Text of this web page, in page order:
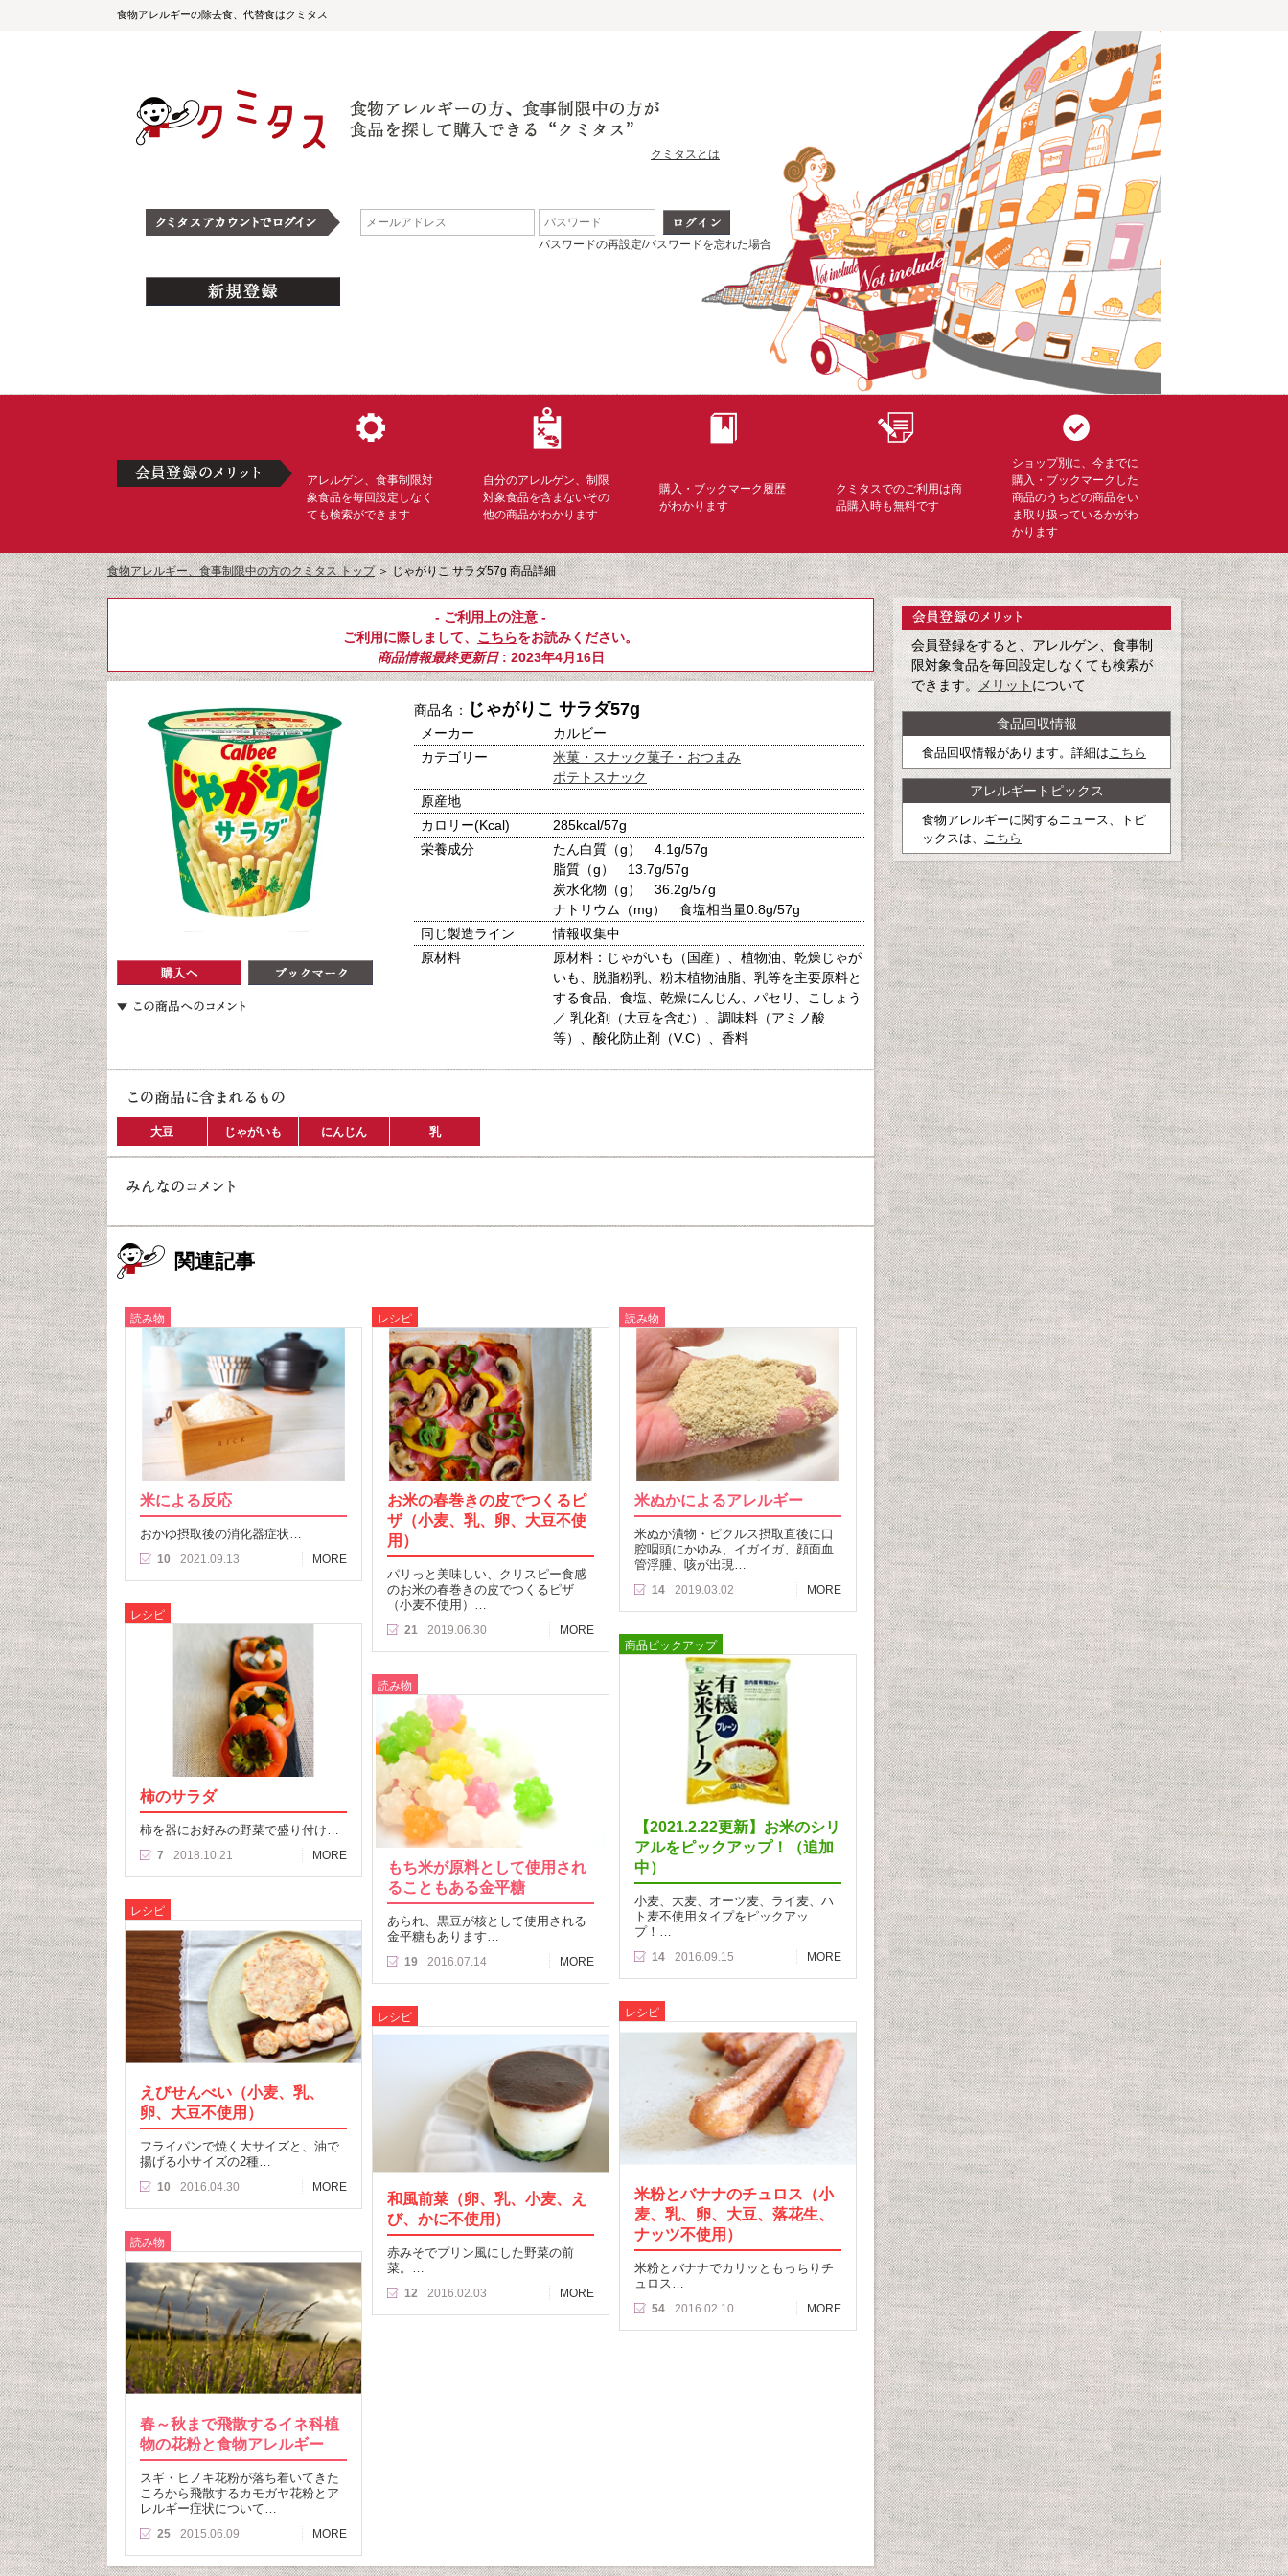
食物アレルギーの除去食、代替食はクミタス
クミタスとは
パスワードの再設定/パスワードを忘れた場合
アレルゲン、食事制限対
象食品を毎回設定しなく
ても検索ができます
自分のアレルゲン、制限
対象食品を含まないその
他の商品がわかります
購入・ブックマーク履歴
がわかります
クミタスでのご利用は商
品購入時も無料です
ショップ別に、今までに
購入・ブックマークした
商品のうちどの商品をい
ま取り扱っているかがわ
かります
食物アレルギー、食事制限中の方のクミタス トップ＞じゃがりこ サラダ57g 商品詳細
- ご利用上の注意 -
ご利用に際しまして、 こちらをお読みください。
商品情報最終更新日: 2023年4月16日
商品名： じゃがりこ サラダ57g
メーカー
カルビー
カテゴリー
米菓・スナック菓子・おつまみ
ポテトスナック
原産地
カロリー(Kcal)
285kcal/57g
栄養成分
たん白質（g） 4.1g/57g
脂質（g） 13.7g/57g
炭水化物（g） 36.2g/57g
ナトリウム（mg） 食塩相当量0.8g/57g
同じ製造ライン
情報収集中
原材料
原材料：じゃがいも（国産）、植物油、乾燥じゃが
いも、脱脂粉乳、粉末植物油脂、乳等を主要原料と
する食品、食塩、乾燥にんじん、パセリ、こしょう
／ 乳化剤（大豆を含む）、調味料（アミノ酸
等）、酸化防止剤（V.C）、香料
大豆 じゃがいも にんじん 乳
関連記事
読み物
米による反応
おかゆ摂取後の消化器症状…
10 2021.09.13 MORE
レシピ
お米の春巻きの皮でつくるピ
ザ（小麦、乳、卵、大豆不使
用）
パリっと美味しい、クリスピー食感
のお米の春巻きの皮でつくるピザ
（小麦不使用）…
21 2019.06.30 MORE
読み物
米ぬかによるアレルギー
米ぬか漬物・ピクルス摂取直後に口
腔咽頭にかゆみ、イガイガ、顔面血
管浮腫、咳が出現…
14 2019.03.02
MORE
レシピ
柿のサラダ
柿を器にお好みの野菜で盛り付け…
7 2018.10.21 MORE
商品ピックアップ
【2021.2.22更新】お米のシリ
アルをピックアップ！（追加
中）
小麦、大麦、オーツ麦、ライ麦、ハ
ト麦不使用タイプをピックアッ
プ！…
14 2016.09.15 MORE
読み物
もち米が原料として使用され
ることもある金平糖
あられ、黒豆が核として使用される
金平糖もあります…
19 2016.07.14 MORE
レシピ
えびせんべい（小麦、乳、
卵、大豆不使用）
フライパンで焼く大サイズと、油で
揚げる小サイズの2種…
10 2016.04.30 MORE
レシピ
米粉とバナナのチュロス（小
麦、乳、卵、大豆、落花生、
ナッツ不使用）
米粉とバナナでカリッともっちりチ
ュロス…
54 2016.02.10 MORE
レシピ
和風前菜（卵、乳、小麦、え
び、かに不使用）
赤みそでプリン風にした野菜の前
菜。…
12 2016.02.03 MORE
読み物
春～秋まで飛散するイネ科植
物の花粉と食物アレルギー
スギ・ヒノキ花粉が落ち着いてきた
ころから飛散するカモガヤ花粉とア
レルギー症状について…
25 2015.06.09 MORE
会員登録をすると、アレルゲン、食事制
限対象食品を毎回設定しなくても検索が
できます。メリットについて
食品回収情報
食品回収情報があります。詳細は こちら
アレルギートピックス
食物アレルギーに関するニュース、トピ
ックスは、
こちら